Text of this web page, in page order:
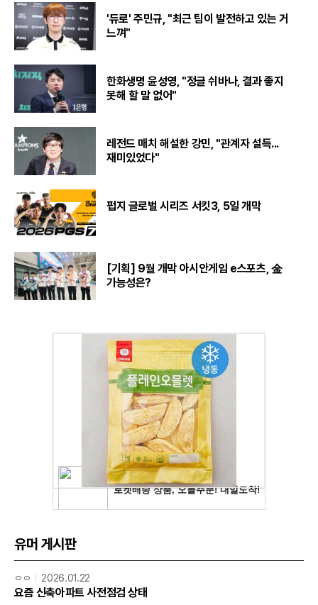
'듀로' 주민규, "최근 팀이 발전하고 있는 거
느껴"
한화생명 윤성영, "정글 쉬바나, 결과 좋지
못해 할 말 없어"
레전드 매치 해설한 강민, "관계자 설득...
재미있었다"
펍지 글로벌 시리즈 서킷3, 5일 개막
[기획] 9월 개막 아시안게임 e스포츠, 金
가능성은?
유머 게시판
ㅇㅇ 2026.01.22
요즘 신축아파트 사전점검 상태